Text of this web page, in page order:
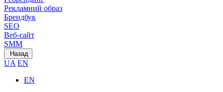
Рекламний образ
Брендбук
SEO
Веб-сайт
SMM
Назад
UA EN
EN